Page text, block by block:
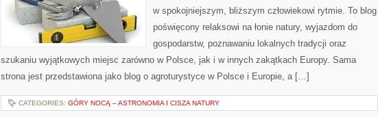
w spokojniejszym, bliższym człowiekowi rytmie. To blog
poświęcony relaksowi na łonie natury, wyjazdom do
gospodarstw, poznawaniu lokalnych tradycji oraz
szukaniu wyjątkowych miejsc zarówno w Polsce, jak i w innych zakątkach Europy. Sama
strona jest przedstawiona jako blog o agroturystyce w Polsce i Europie, a […]
CATEGORIES: GÓRY NOCĄ – ASTRONOMIA I CISZA NATURY